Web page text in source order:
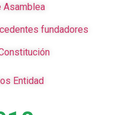
Asamblea
fundadores
Entidad